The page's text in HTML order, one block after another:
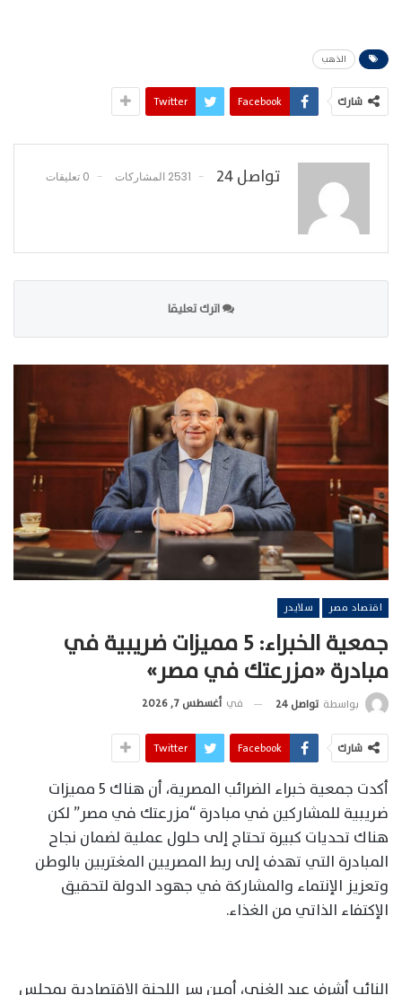
الذهب
شارك Facebook
Twitter
تواصل 24 2531 المشاركات 0 تعليقات
اترك تعليقا
اقتصاد مصر سلايدر
جمعية الخبراء: 5 مميزات ضريبية في
مبادرة «مزرعتك في مصر»
بواسطة تواصل 24 في أغسطس 7, 2026
شارك Facebook
Twitter
أكدت جمعية خبراء الضرائب المصرية، أن هناك 5 مميزات
ضريبية للمشاركين في مبادرة “مزرعتك في مصر” لكن
هناك تحديات كبيرة تحتاج إلى حلول عملية لضمان نجاح
المبادرة التي تهدف إلى ربط المصريين المغتربين بالوطن
وتعزيز الإنتماء والمشاركة في جهود الدولة لتحقيق
الإكتفاء الذاتي من الغذاء.
النائب أشرف عبد الغني، أمين سر اللجنة الاقتصادية بمجلس